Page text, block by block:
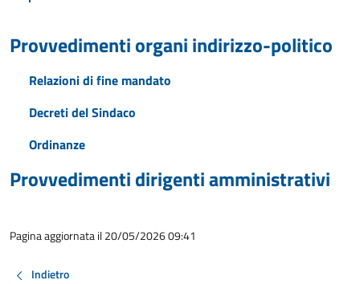
Provvedimenti organi indirizzo-politico
Relazioni di fine mandato
Decreti del Sindaco
Ordinanze
Provvedimenti dirigenti amministrativi
Pagina aggiornata il 20/05/2026 09:41
Indietro